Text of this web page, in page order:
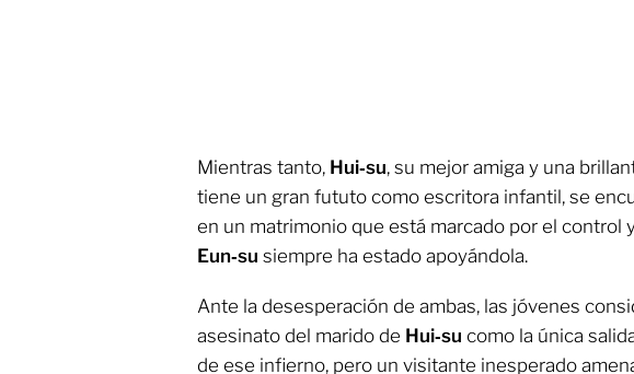
Mientras tanto, Hui‑su, su mejor amiga y una
tiene un gran fututo como escritora infantil, se
en un matrimonio que está marcado por el control
Eun‑su siempre ha estado apoyándola.
Ante la desesperación de ambas, las jóvenes
asesinato del marido de Hui‑su como la única
de ese infierno, pero un visitante inesperado